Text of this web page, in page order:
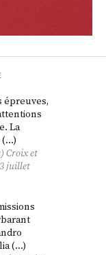
épreuves,
La
(…)
Croix et
juillet
(…)